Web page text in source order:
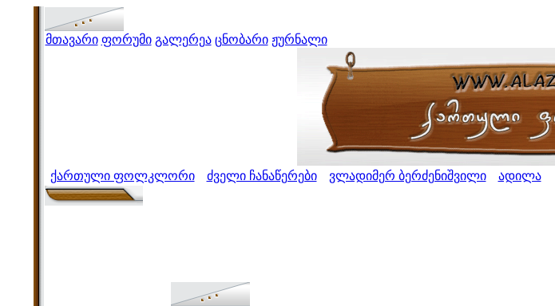
მთავარი ფორუმი გალერეა ცნობარი ჟურნალი
ქართული ფოლკლორი ძველი ჩანაწერები ვლადიმერ ბერძენიშვილი ადილა